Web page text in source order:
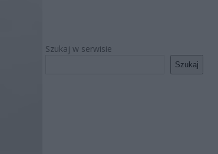
Szukaj w serwisie
Szukaj